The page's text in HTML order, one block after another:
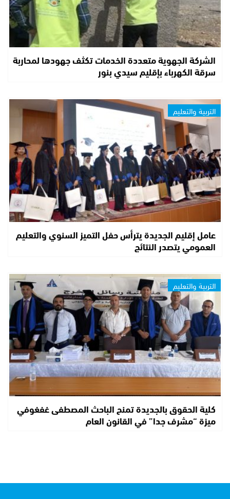
الشركة الجهوية متعددة الخدمات تكثف جهودها لمحاربة
سرقة الكهرباء بإقليم سيدي بنور
التربية والتعليم
عامل إقليم الجديدة يترأس حفل التميز السنوي والتعليم
العمومي يتصدر النتائج
التربية والتعليم
كلية الحقوق بالجديدة تمنح الباحث المصطفى غفغوفي
ميزة “مشرف جدا” في القانون العام